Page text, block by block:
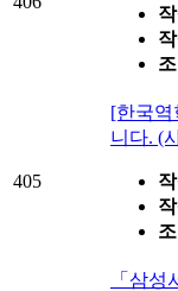
405
[한국역
니다. (
「삼